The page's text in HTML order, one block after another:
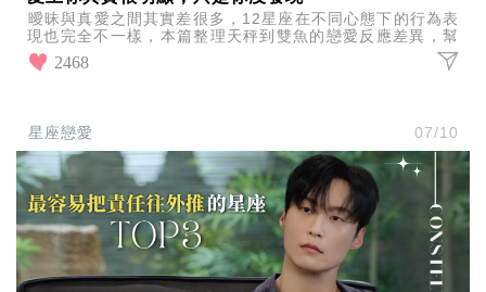
曖昧與真愛之間其實差很多，12星座在不同心態下的行為表
現也完全不一樣，本篇整理天秤到雙魚的戀愛反應差異，幫
你快速看懂誰是真心投入、誰只是玩玩而已。
2468
星座戀愛 07/10